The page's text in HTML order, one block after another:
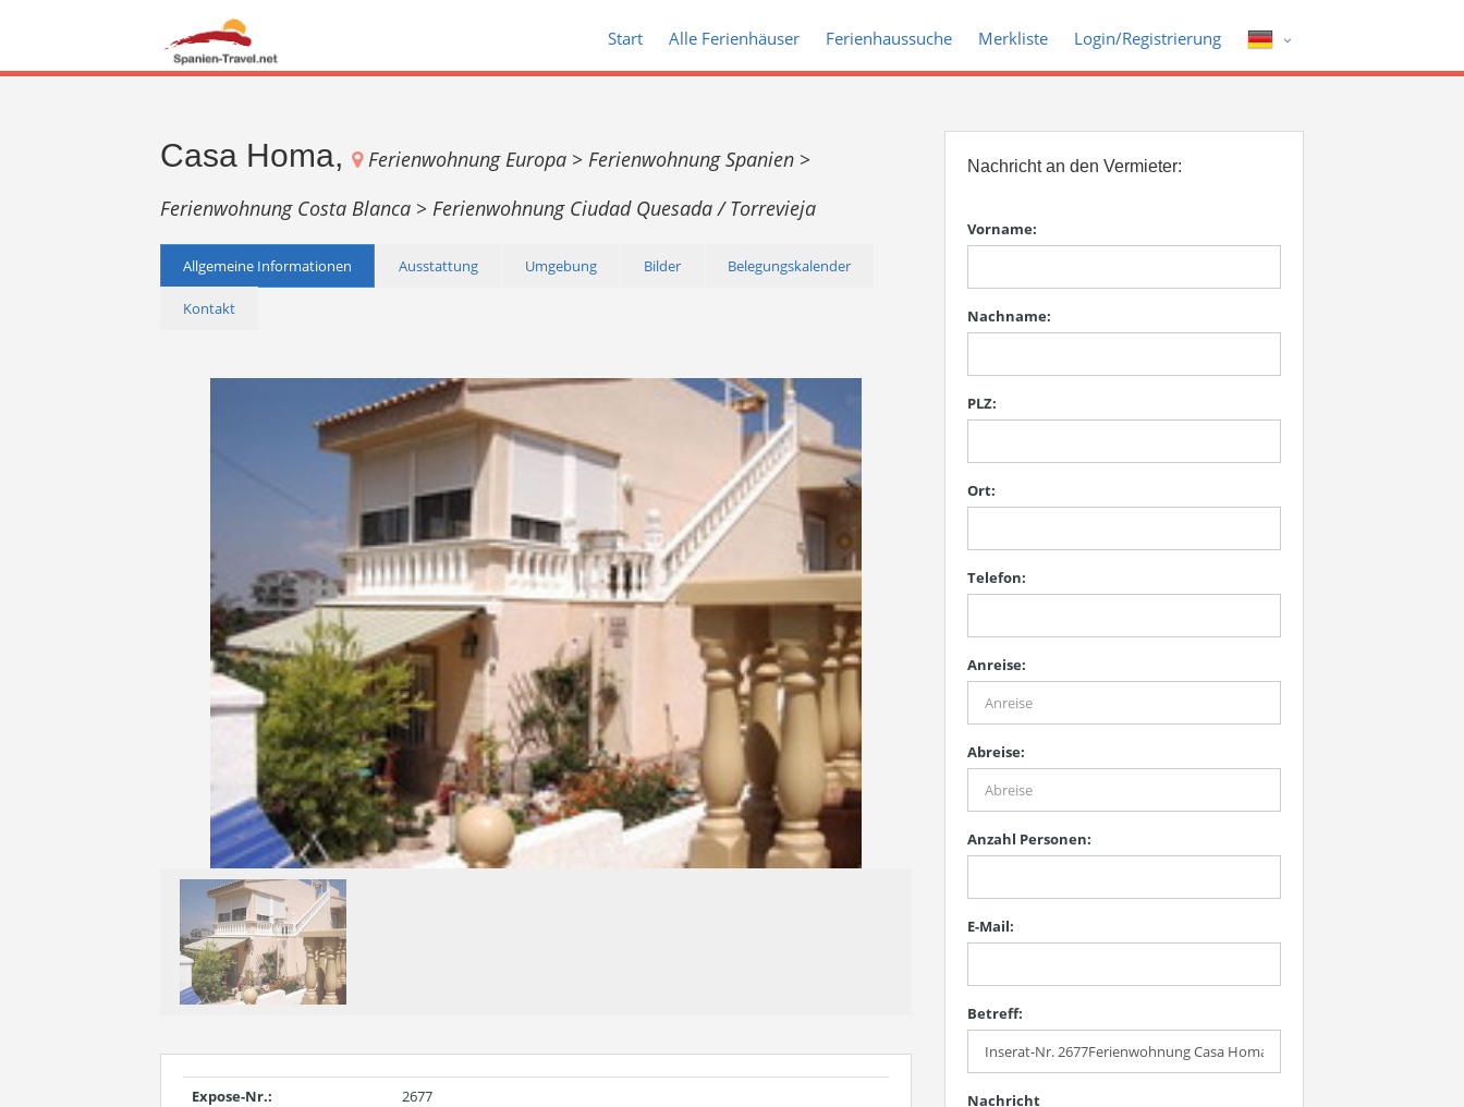
Login/Registrierung
Merkliste
Ferienhaussuche
Alle Ferienhäuser
Start
Casa Homa, Ferienwohnung Europa > Ferienwohnung Spanien >
Ferienwohnung Costa Blanca > Ferienwohnung Ciudad Quesada / Torrevieja
Allgemeine Informationen Ausstattung Umgebung Bilder Belegungskalender
Kontakt
Expose-Nr.:
2677
Nachricht an den Vermieter:
Vorname:
Nachname:
PLZ:
Ort:
Telefon:
Anreise:
Abreise:
Anzahl Personen:
E-Mail:
Betreff:
Nachricht